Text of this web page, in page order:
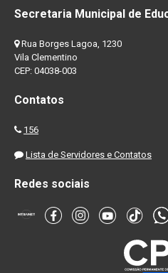
Secretaria Municipal de
Rua Borges Lagoa, 1230
Vila Clementino
CEP: 04038-003
Contatos
156
Lista de Servidores e Contatos
Redes sociais